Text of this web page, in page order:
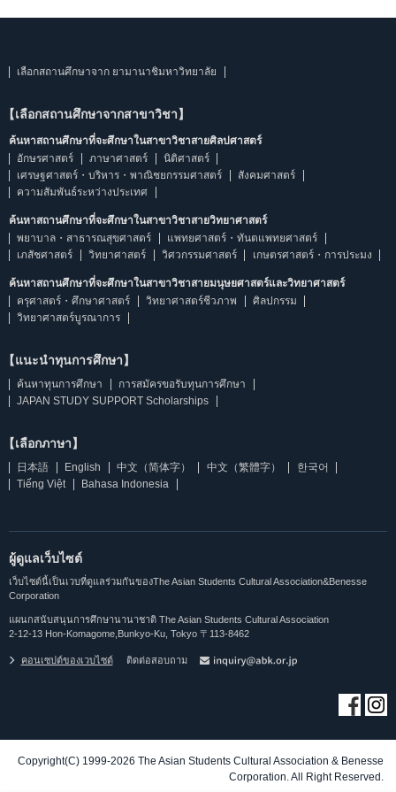
เลือกสถานศึกษาจาก ยามานาชิมหาวิทยาลัย
【เลือกสถานศึกษาจากสาขาวิชา】
ค้นหาสถานศึกษาที่จะศึกษาในสาขาวิชาสายศิลปศาสตร์
อักษรศาสตร์
ภาษาศาสตร์
นิติศาสตร์
เศรษฐศาสตร์・บริหาร・พาณิชยกรรมศาสตร์
สังคมศาสตร์
ความสัมพันธ์ระหว่างประเทศ
ค้นหาสถานศึกษาที่จะศึกษาในสาขาวิชาสายวิทยาศาสตร์
พยาบาล・สาธารณสุขศาสตร์
แพทยศาสตร์・ทันตแพทยศาสตร์
เภสัชศาสตร์
วิทยาศาสตร์ วิศวกรรมศาสตร์ เกษตรศาสตร์・การประมง
ค้นหาสถานศึกษาที่จะศึกษาในสาขาวิชาสายมนุษยศาสตร์และวิทยาศาสตร์
ครุศาสตร์・ศึกษาศาสตร์
วิทยาศาสตร์ชีวภาพ
ศิลปกรรม
วิทยาศาสตร์บูรณาการ
【แนะนำทุนการศึกษา】
ค้นหาทุนการศึกษา
การสมัครขอรับทุนการศึกษา
JAPAN STUDY SUPPORT Scholarships
【เลือกภาษา】
日本語 English 中文（简体字） 中文（繁體字）
한국어
Tiếng Việt
Bahasa Indonesia
ผู้ดูแลเว็บไซต์
เว็บไซต์นี้เป็นเวบที่ดูแลร่วมกันของThe Asian Students Cultural Association&Benesse
Corporation
แผนกสนับสนุนการศึกษานานาชาติ The Asian Students Cultural Association
2-12-13 Hon-Komagome,Bunkyo-Ku, Tokyo 〒113-8462
คอนเซปต์ของเวบไซต์ ติดต่อสอบถาม
Copyright(C) 1999-2026 The Asian Students Cultural Association & Benesse
Corporation. All Right Reserved.